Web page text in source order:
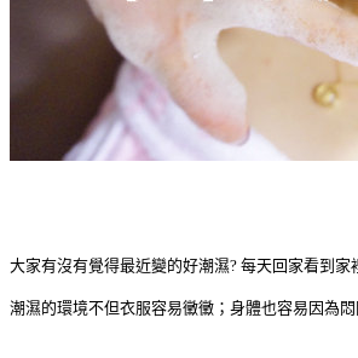
大家有沒有覺得最近變的好潮濕? 每天回家看到家
潮濕的環境不但衣服容易黴黴；身體也容易因為